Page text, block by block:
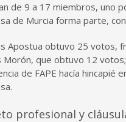
de 9 a 17 miembros, uno
de Murcia forma parte,
Apostua obtuvo 25 votos,
Morón, que obtuvo 12
de FAPE hacía hincapié
profesional y